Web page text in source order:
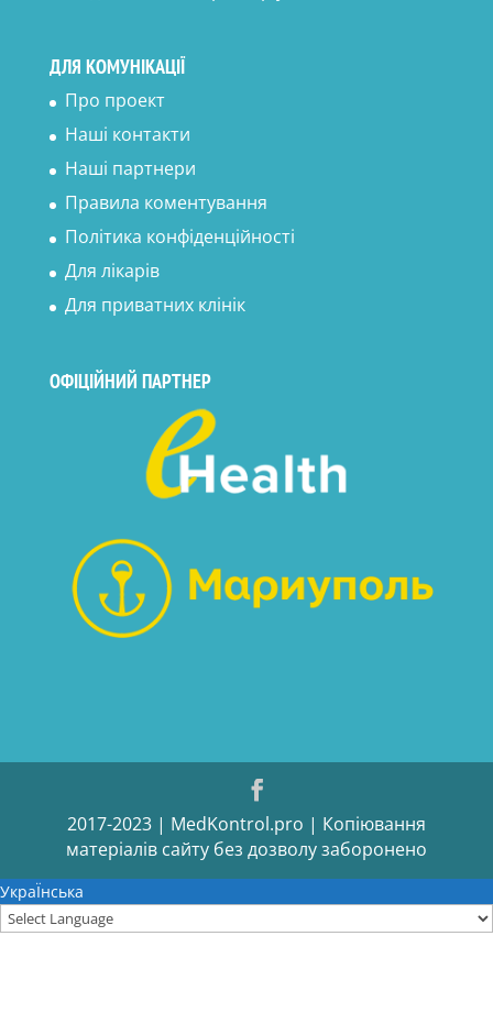
ДЛЯ КОМУНІКАЦІЇ
Про проект
Наші контакти
Наші партнери
Правила коментування
Політика конфіденційності
Для лікарів
Для приватних клінік
ОФІЦІЙНИЙ ПАРТНЕР
2017-2023 | MedKontrol.pro | Копіювання
матеріалів сайту без дозволу заборонено
УкраЇнська